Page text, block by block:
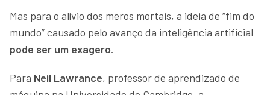
Mas para o alívio dos meros mortais, a ideia de “fim do
mundo” causado pelo avanço da inteligência artificial
pode ser um exagero.
Para Neil Lawrance, professor de aprendizado de